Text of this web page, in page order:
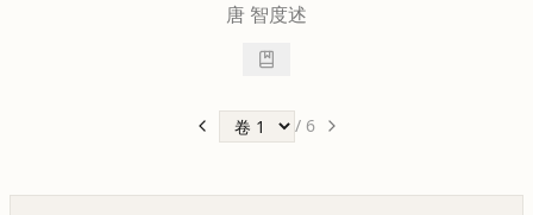
唐 智度述
/ 6